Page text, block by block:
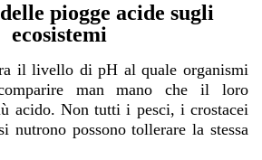
piogge acide sugli
ecosistemi
il livello di pH al quale organismi
man mano che il loro
acido. Non tutti i pesci, i crostacei
possono tollerare la stessa